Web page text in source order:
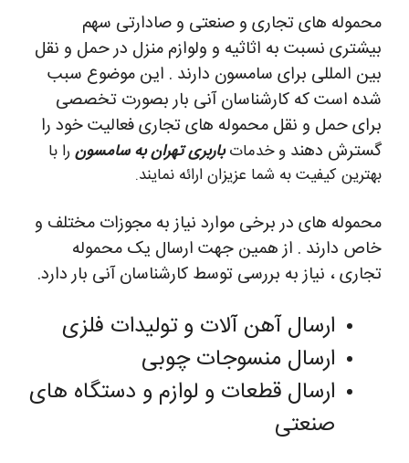
محموله های تجاری و صنعتی و صادارتی سهم
بیشتری نسبت به اثاثیه و ولوازم منزل در حمل و نقل
بین المللی برای سامسون دارند . این موضوع سبب
شده است که کارشناسان آنی بار بصورت تخصصی
برای حمل و نقل محموله های تجاری فعالیت خود را
گسترش دهند و خدماتباربری تهران به سامسون را با
بهترین کیفیت به شما عزیزان ارائه نمایند.
محموله های در برخی موارد نیاز به مجوزات مختلف و
خاص دارند . از همین جهت ارسال یک محموله
تجاری ، نیاز به بررسی توسط کارشناسان آنی بار دارد.
ارسال آهن آلات و تولیدات فلزی
ارسال منسوجات چوبی
ارسال قطعات و لوازم و دستگاه های
صنعتی